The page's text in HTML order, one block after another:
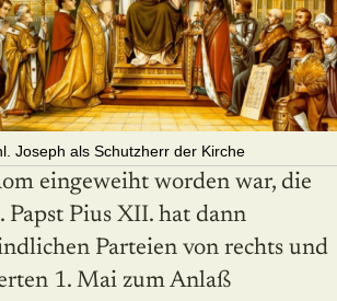
Joseph als Schutzherr der Kirche
eingeweiht worden war, die
Pius XII. hat dann
Parteien von rechts und
1. Mai zum Anlaß